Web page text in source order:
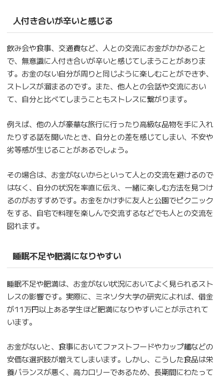
人付き合いが辛いと感じる
飲み会や食事、交通費など、人との交流にお金がかかること
で、無意識に人付き合いが辛いと感じてしまうことがありま
す。お金のない自分が周りと同じように楽しむことができず、
ストレスが溜まるのです。また、他人との会話や交流におい
て、自分と比べてしまうこともストレスに繋がります。
例えば、他の人が豪華な旅行に行ったり高級な品物を手に入れ
たりする話を聞いたとき、自分との差を感じてしまい、不安や
劣等感が生じることがあるでしょう。
その場合は、お金がないからといって人との交流を避けるので
はなく、自分の状況を率直に伝え、一緒に楽しむ方法を見つけ
るのがおすすめです。お金をかけずに友人と公園でピクニック
をする、自宅で料理を楽しんで交流するなどでも人との交流を
図れます。
睡眠不足や肥満になりやすい
睡眠不足や肥満は、お金がない状況においてよく見られるスト
レスの影響です。実際に、ミネソタ大学の研究によれば、借金
が11万円以上ある学生ほど肥満になりやすいことが示されて
います。
お金がないと、食事においてファストフードやカップ麺などの
安価な選択肢が増えてしまいます。しかし、こうした食品は栄
養バランスが悪く、高カロリーであるため、長期間にわたって